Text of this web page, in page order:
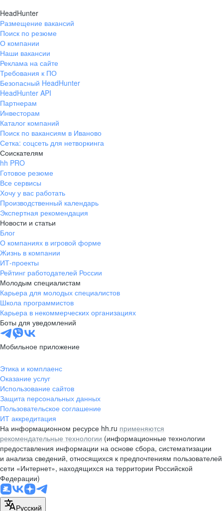
HeadHunter
Размещение вакансий
Поиск по резюме
О компании
Наши вакансии
Реклама на сайте
Требования к ПО
Безопасный HeadHunter
HeadHunter API
Партнерам
Инвесторам
Каталог компаний
Поиск по вакансиям в Иваново
Сетка: соцсеть для нетворкинга
Соискателям
hh PRO
Готовое резюме
Все сервисы
Хочу у вас работать
Производственный календарь
Экспертная рекомендация
Новости и статьи
Блог
О компаниях в игровой форме
Жизнь в компании
ИТ-проекты
Рейтинг работодателей России
Молодым специалистам
Карьера для молодых специалистов
Школа программистов
Карьера в некоммерческих организациях
Боты для уведомлений
Мобильное приложение
Этика и комплаенс
Оказание услуг
Использование сайтов
Защита персональных данных
Пользовательское соглашение
ИТ аккредитация
На информационном ресурсе hh.ru применяются
рекомендательные технологии (информационные технологии
предоставления информации на основе сбора, систематизации
и анализа сведений, относящихся к предпочтениям пользователей
сети «Интернет», находящихся на территории Российской
Федерации)
Русский